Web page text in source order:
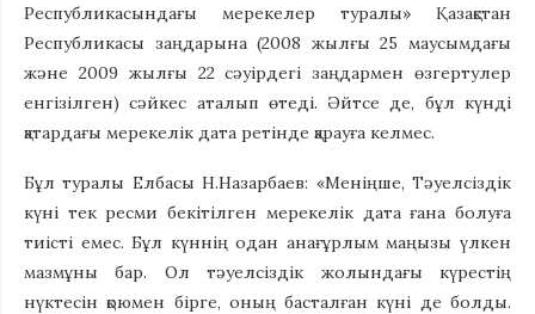
Республикасындағы мерекелер туралы» Қазақстан
Республикасы заңдарына (2008 жылғы 25 маусымдағы
және 2009 жылғы 22 сәуірдегі заңдармен өзгертулер
енгізілген) сәйкес аталып өтеді. Әйтсе де, бұл күнді
қатардағы мерекелік дата ретінде қарауға келмес.
Бұл туралы Елбасы Н.Назарбаев: «Меніңше, Тәуелсіздік
күні тек ресми бекітілген мерекелік дата ғана болуға
тиісті емес. Бұл күннің одан анағұрлым маңызы үлкен
мазмұны бар. Ол тәуелсіздік жолындағы күрестің
нүктесін қоюмен бірге, оның басталған күні де болды.